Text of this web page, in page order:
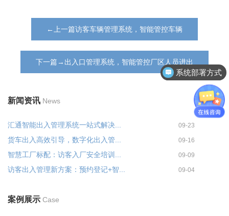
←上一篇访客车辆管理系统，智能管控车辆
下一篇→出入口管理系统，智能管控厂区人员进出
新闻资讯 News
汇通智能出入管理系统一站式解决... 09-23
货车出入高效引导，数字化出入管... 09-16
智慧工厂标配：访客入厂安全培训... 09-09
访客出入管理新方案：预约登记+智... 09-04
案例展示 Case
系统部署方式